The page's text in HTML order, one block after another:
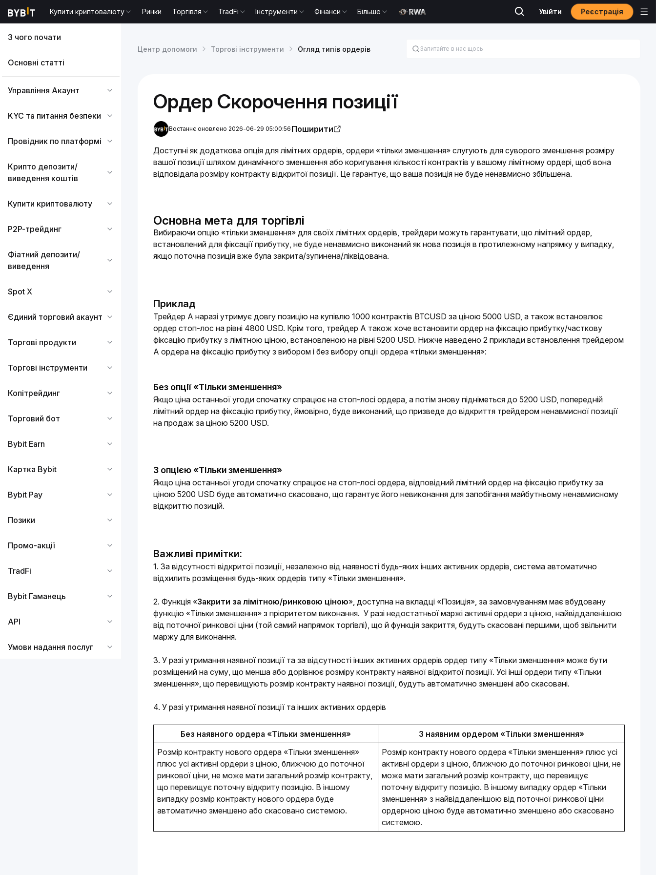
Купити криптовалюту Ринки Торгівля TradFi Інструменти Фінанси Більше Увійти Реєстрація
З чого почати
Основні статті
Управління Акаунт
KYC та питання безпеки
Провідник по платформі
Крипто депозити/
виведення коштів
Купити криптовалюту
P2P-трейдинг
Фіатний депозити/
виведення
Spot X
Єдиний торговий акаунт
Торгові продукти
Торгові інструменти
Копітрейдинг
Торговий бот
Bybit Earn
Картка Bybit
Bybit Pay
Позики
Промо-акції
TradFi
Bybit Гаманець
API
Умови надання послуг
Центр допомоги Торгові інструменти Огляд типів ордерів
Ордер Скорочення позиції
Востаннє оновлено 2026-06-29 05:00:56 Поширити
Доступні як додаткова опція для лімітних ордерів, ордери «тільки зменшення» слугують для суворого зменшення розміру
вашої позиції шляхом динамічного зменшення або коригування кількості контрактів у вашому лімітному ордері, щоб вона
відповідала розміру контракту відкритої позиції. Це гарантує, що ваша позиція не буде ненавмисно збільшена.
Основна мета для торгівлі
Вибираючи опцію «тільки зменшення» для своїх лімітних ордерів, трейдери можуть гарантувати, що лімітний ордер,
встановлений для фіксації прибутку, не буде ненавмисно виконаний як нова позиція в протилежному напрямку у випадку,
якщо поточна позиція вже була закрита/зупинена/ліквідована.
Приклад
Трейдер А наразі утримує довгу позицію на купівлю 1000 контрактів BTCUSD за ціною 5000 USD, а також встановлює
ордер стоп-лос на рівні 4800 USD. Крім того, трейдер А також хоче встановити ордер на фіксацію прибутку/часткову
фіксацію прибутку з лімітною ціною, встановленою на рівні 5200 USD. Нижче наведено 2 приклади встановлення трейдером
А ордера на фіксацію прибутку з вибором і без вибору опції ордера «тільки зменшення»:
Без опції «Тільки зменшення»
Якщо ціна останньої угоди спочатку спрацює на стоп-лосі ордера, а потім знову підніметься до 5200 USD, попередній
лімітний ордер на фіксацію прибутку, ймовірно, буде виконаний, що призведе до відкриття трейдером ненавмисної позиції
на продаж за ціною 5200 USD.
З опцією «Тільки зменшення»
Якщо ціна останньої угоди спочатку спрацює на стоп-лосі ордера, відповідний лімітний ордер на фіксацію прибутку за
ціною 5200 USD буде автоматично скасовано, що гарантує його невиконання для запобігання майбутньому ненавмисному
відкриттю позицій.
Важливі примітки:
1. За відсутності відкритої позиції, незалежно від наявності будь-яких інших активних ордерів, система автоматично
відхилить розміщення будь-яких ордерів типу «Тільки зменшення».
2. Функція «Закрити за лімітною/ринковою ціною», доступна на вкладці «Позиція», за замовчуванням має вбудовану
функцію «Тільки зменшення» з пріоритетом виконання.  У разі недостатньої маржі активні ордери з ціною, найвіддаленішою
від поточної ринкової ціни (той самий напрямок торгівлі), що й функція закриття, будуть скасовані першими, щоб звільнити
маржу для виконання.
3. У разі утримання наявної позиції та за відсутності інших активних ордерів ордер типу «Тільки зменшення» може бути
розміщений на суму, що менша або дорівнює розміру контракту наявної відкритої позиції. Усі інші ордери типу «Тільки
зменшення», що перевищують розмір контракту наявної позиції, будуть автоматично зменшені або скасовані.
4. У разі утримання наявної позиції та інших активних ордерів
Без наявного ордера «Тільки зменшення»
З наявним ордером «Тільки зменшення»
Розмір контракту нового ордера «Тільки зменшення»
плюс усі активні ордери з ціною, ближчою до поточної
ринкової ціни, не може мати загальний розмір контракту,
що перевищує поточну відкриту позицію. В іншому
випадку розмір контракту нового ордера буде
автоматично зменшено або скасовано системою.
Розмір контракту нового ордера «Тільки зменшення» плюс усі
активні ордери з ціною, ближчою до поточної ринкової ціни, не
може мати загальний розмір контракту, що перевищує
поточну відкриту позицію. В іншому випадку ордер «Тільки
зменшення» з найвіддаленішою від поточної ринкової ціни
ордерною ціною буде автоматично зменшено або скасовано
системою.